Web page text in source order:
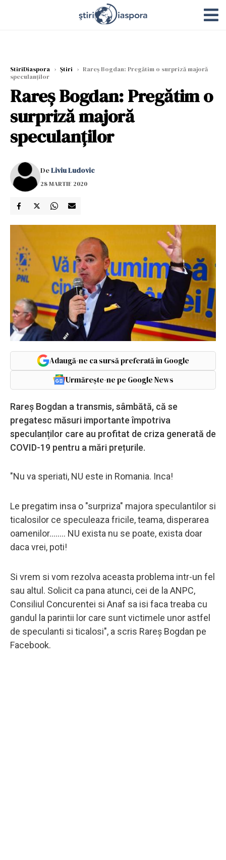
StiriDiaspora › Știri › Rareș Bogdan: Pregătim o surpriză majoră
speculanților
Rareș Bogdan: Pregătim o
surpriză majoră
speculanților
DeLiviu Ludovic
28 MARTIE 2020
Adaugă-ne ca sursă preferată în Google
Urmărește-ne pe Google News
Rareș Bogdan a transmis, sâmbătă, că se
pregatesc măsuri importante împotriva
speculanților care au profitat de criza generată de
COVID-19 pentru a mări prețurile.
"Nu va speriati, NU este in Romania. Inca!
Le pregatim insa o "surpriza" majora speculantilor si
ticalosilor ce speculeaza fricile, teama, disperarea
oamenilor........ NU exista nu se poate, exista doar
daca vrei, poti!
Si vrem si vom rezolva aceasta problema intr-un fel
sau altul. Solicit ca pana atunci, cei de la ANPC,
Consiliul Concurentei si Anaf sa isi faca treaba cu
gandul la parintii lor care sunt victimele unor astfel
de speculanti si ticalosi", a scris Rareș Bogdan pe
Facebook.